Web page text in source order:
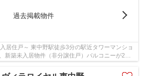
過去掲載物件
居住戸～ 東中野駅徒歩3分の駅近タワーマンショ